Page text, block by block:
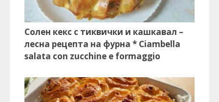
Солен кекс с тиквички и кашкавал –
лесна рецепта на фурна * Ciambella
salata con zucchine e formaggio